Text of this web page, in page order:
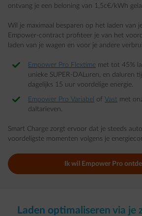
ontvang je een beloning van 1,5c€/kWh
Wil je maximaal besparen op het laden van
Empower-contract profiteer je van het
laden van je wagen en voor je andere
Empower Pro Flextime met tot 45%
unieke SUPER-DALuren, en daluren
dagelijks 15 uur voordelige energie.
Empower Pro Variabel of Vast met
daltarieven.
Smart Charge zorgt ervoor dat je steeds
voordeligste momenten volgens je
Ik wil Empower Pro
Laden optimaliseren via je